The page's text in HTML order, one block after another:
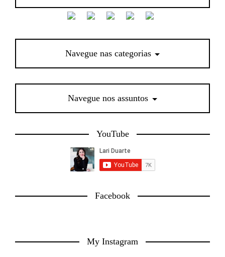
Navegue nas categorias
Navegue nos assuntos
YouTube
Facebook
My Instagram